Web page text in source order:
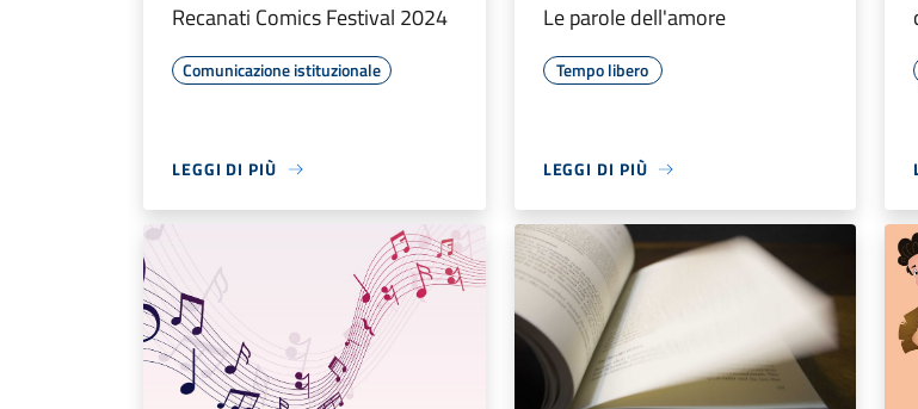
Recanati Comics Festival 2024
Comunicazione istituzionale
LEGGI DI PIÙ
Le parole dell'amore
Tempo libero
LEGGI DI PIÙ